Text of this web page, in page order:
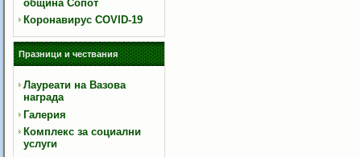
община Сопот
Коронавирус COVID-19
Празници и чествания
Лауреати на Вазова
награда
Галерия
Комплекс за социални
услуги